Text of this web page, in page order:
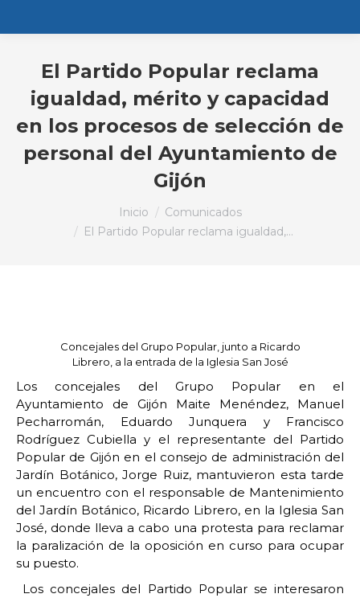
El Partido Popular reclama
igualdad, mérito y capacidad
en los procesos de selección de
personal del Ayuntamiento de
Gijón
Inicio
Comunicados
El Partido Popular reclama igualdad,…
Concejales del Grupo Popular, junto a Ricardo
Librero, a la entrada de la Iglesia San José
Los concejales del Grupo Popular en el
Ayuntamiento de Gijón Maite Menéndez, Manuel
Pecharromán, Eduardo Junquera y Francisco
Rodríguez Cubiella y el representante del Partido
Popular de Gijón en el consejo de administración del
Jardín Botánico, Jorge Ruiz, mantuvieron esta tarde
un encuentro con el responsable de Mantenimiento
del Jardín Botánico, Ricardo Librero, en la Iglesia San
José, donde lleva a cabo una protesta para reclamar
la paralización de la oposición en curso para ocupar
su puesto.
Los concejales del Partido Popular se interesaron